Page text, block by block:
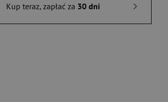
Kup teraz, zapłać za 30 dni